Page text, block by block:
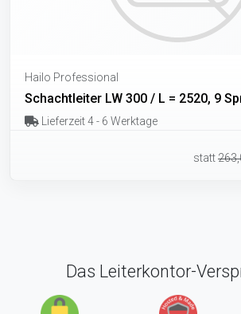
Hailo Professional
Schachtleiter LW 300 / L = 2520, 9
Lieferzeit 4 - 6 Werktage
statt
Das Leiterkontor-